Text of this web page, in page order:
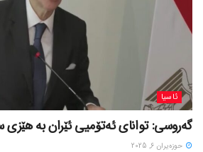
ئاسیا
گەروسی: توانای ئەتۆمیی ئێران بە هێزی
حوزه‌یران 6, 2025